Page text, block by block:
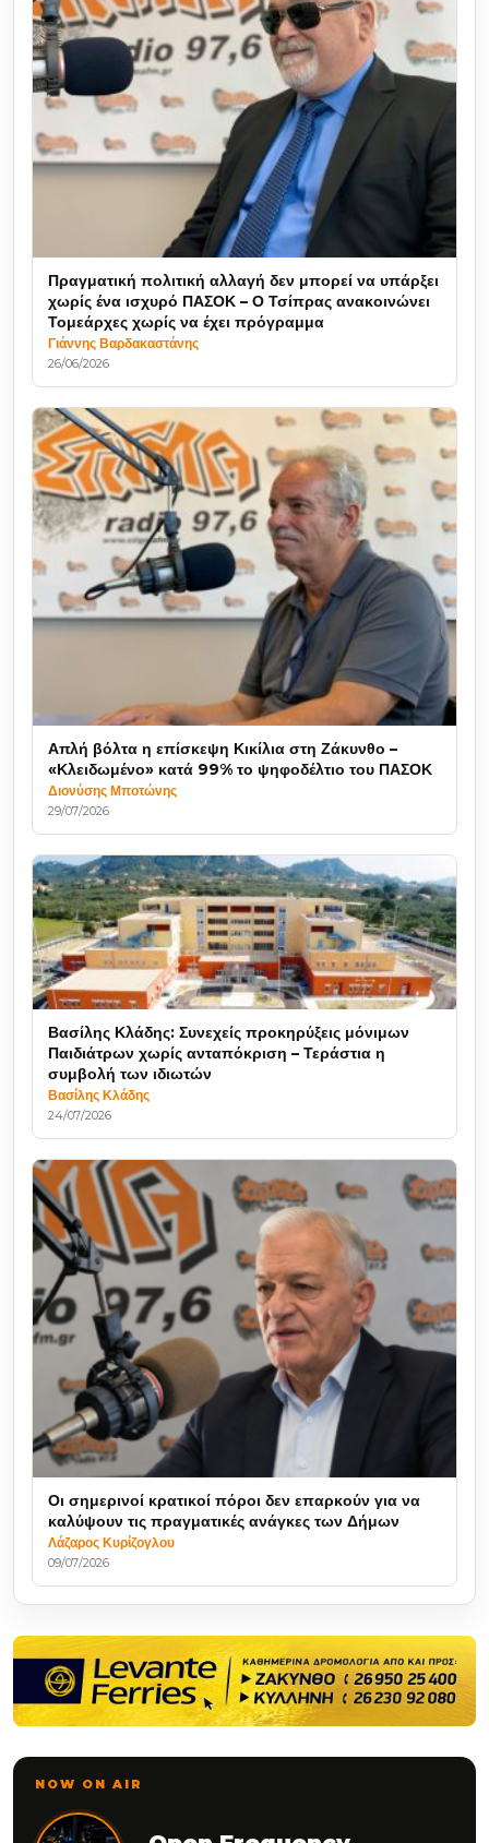
Πραγματική πολιτική αλλαγή δεν μπορεί να υπάρξει
χωρίς ένα ισχυρό ΠΑΣΟΚ – Ο Τσίπρας ανακοινώνει
Τομεάρχες χωρίς να έχει πρόγραμμα
Γιάννης Βαρδακαστάνης
26/06/2026
Απλή βόλτα η επίσκεψη Κικίλια στη Ζάκυνθο –
«Κλειδωμένο» κατά 99% το ψηφοδέλτιο του ΠΑΣΟΚ
Διονύσης Μποτώνης
29/07/2026
Βασίλης Κλάδης: Συνεχείς προκηρύξεις μόνιμων
Παιδιάτρων χωρίς ανταπόκριση – Τεράστια η
συμβολή των ιδιωτών
Βασίλης Κλάδης
24/07/2026
Οι σημερινοί κρατικοί πόροι δεν επαρκούν για να
καλύψουν τις πραγματικές ανάγκες των Δήμων
Λάζαρος Κυρίζογλου
09/07/2026
NOW ON AIR